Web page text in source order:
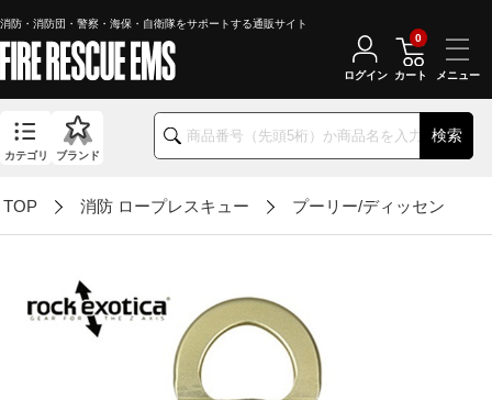
消防・消防団・警察・海保・自衛隊をサポートする通販サイト
検索
カテゴリ ブランド
ログイン カート
0
TOP 消防 ロープレスキュー プーリー/ディッセンダー/